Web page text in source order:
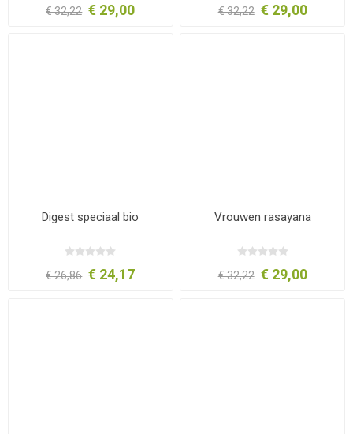
€ 32,22 € 29,00 € 32,22 € 29,00
Digest speciaal bio
€ 26,86 € 24,17
Vrouwen rasayana
€ 32,22 € 29,00